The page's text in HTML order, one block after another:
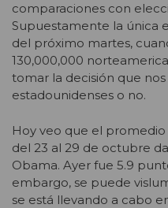
comparaciones con
Supuestamente la única
del próximo martes,
130,000,000
tomar la decisión que
estadounidenses o no.
Hoy veo que el
del 23 al 29 de octubre
Obama. Ayer fue 5.9
embargo, se puede
se está llevando a cabo